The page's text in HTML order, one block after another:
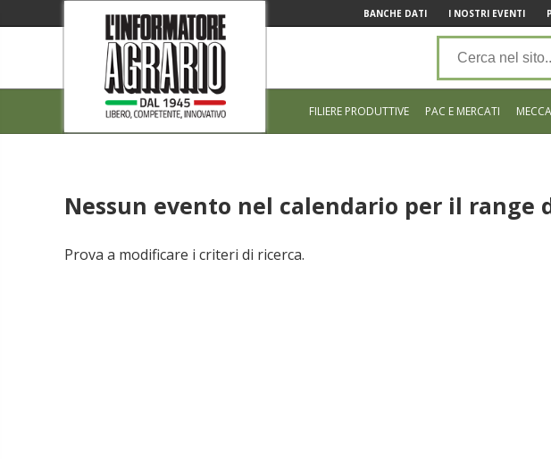
BANCHE DATI I NOSTRI EVENTI
FILIERE PRODUTTIVE PAC E MERCATI
Nessun evento nel calendario per il range
Prova a modificare i criteri di ricerca.